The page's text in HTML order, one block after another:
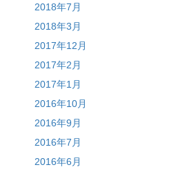
2018年7月
2018年3月
2017年12月
2017年2月
2017年1月
2016年10月
2016年9月
2016年7月
2016年6月